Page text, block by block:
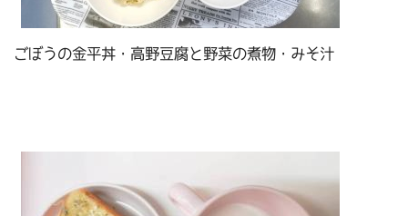
ごぼうの金平丼・高野豆腐と野菜の煮物・みそ汁